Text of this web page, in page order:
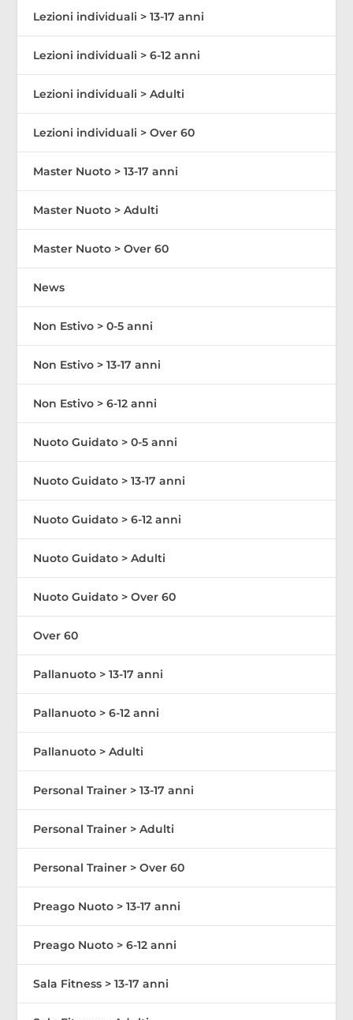
Lezioni individuali > 13-17 anni
Lezioni individuali > 6-12 anni
Lezioni individuali > Adulti
Lezioni individuali > Over 60
Master Nuoto > 13-17 anni
Master Nuoto > Adulti
Master Nuoto > Over 60
News
Non Estivo > 0-5 anni
Non Estivo > 13-17 anni
Non Estivo > 6-12 anni
Nuoto Guidato > 0-5 anni
Nuoto Guidato > 13-17 anni
Nuoto Guidato > 6-12 anni
Nuoto Guidato > Adulti
Nuoto Guidato > Over 60
Over 60
Pallanuoto > 13-17 anni
Pallanuoto > 6-12 anni
Pallanuoto > Adulti
Personal Trainer > 13-17 anni
Personal Trainer > Adulti
Personal Trainer > Over 60
Preago Nuoto > 13-17 anni
Preago Nuoto > 6-12 anni
Sala Fitness > 13-17 anni